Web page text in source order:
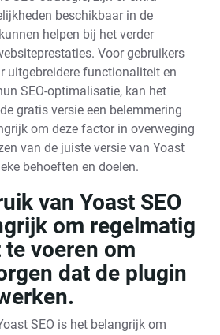
beschikbaar in de
helpen bij het verder
Voor gebruikers
uitgebreidere functionaliteit en
SEO-optimalisatie, kan het
gratis versie een belemmering
om deze factor in overweging
van de juiste versie van Yoast
behoeften en doelen.
van Yoast SEO
om regelmatig
voeren om
dat de plugin
SEO is het belangrijk om